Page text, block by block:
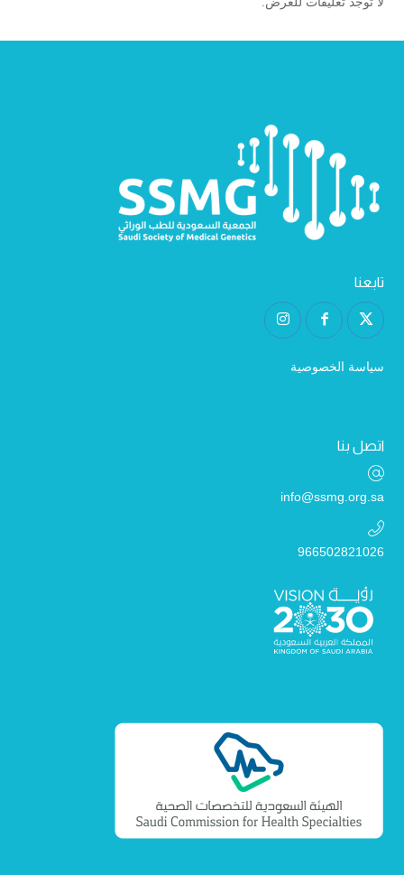
تابعنا
سياسة الخصوصية
اتصل بنا
info@ssmg.org.sa
966502821026